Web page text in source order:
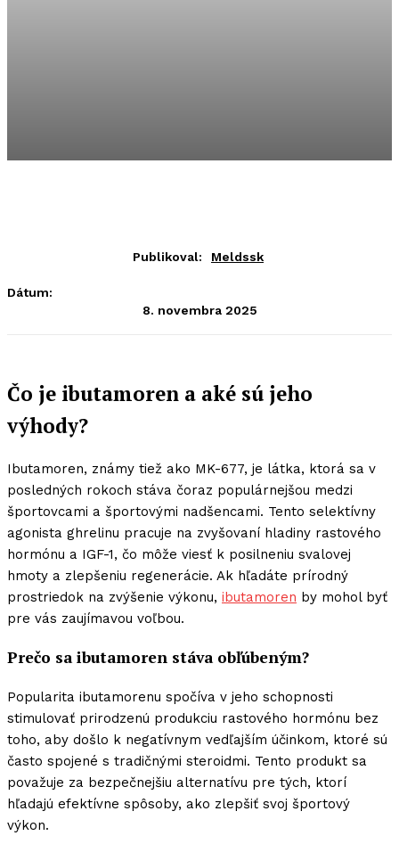
Publikoval: Meldssk
Dátum:
8. novembra 2025
Čo je ibutamoren a aké sú jeho
výhody?
Ibutamoren, známy tiež ako MK-677, je látka, ktorá sa v
posledných rokoch stáva čoraz populárnejšou medzi
športovcami a športovými nadšencami. Tento selektívny
agonista ghrelinu pracuje na zvyšovaní hladiny rastového
hormónu a IGF-1, čo môže viesť k posilneniu svalovej
hmoty a zlepšeniu regenerácie. Ak hľadáte prírodný
prostriedok na zvýšenie výkonu, ibutamoren by mohol byť
pre vás zaujímavou voľbou.
Prečo sa ibutamoren stáva obľúbeným?
Popularita ibutamorenu spočíva v jeho schopnosti
stimulovať prirodzenú produkciu rastového hormónu bez
toho, aby došlo k negatívnym vedľajším účinkom, ktoré sú
často spojené s tradičnými steroidmi. Tento produkt sa
považuje za bezpečnejšiu alternatívu pre tých, ktorí
hľadajú efektívne spôsoby, ako zlepšiť svoj športový
výkon.